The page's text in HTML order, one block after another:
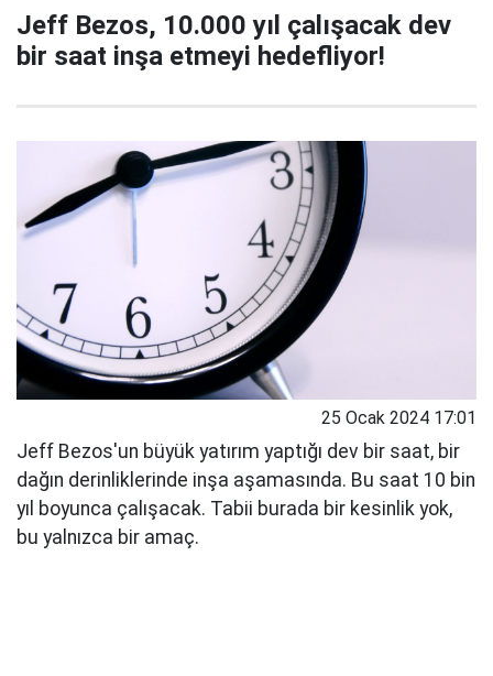
Jeff Bezos, 10.000 yıl çalışacak dev
bir saat inşa etmeyi hedefliyor!
25 Ocak 2024 17:01
Jeff Bezos'un büyük yatırım yaptığı dev bir saat, bir
dağın derinliklerinde inşa aşamasında. Bu saat 10 bin
yıl boyunca çalışacak. Tabii burada bir kesinlik yok,
bu yalnızca bir amaç.